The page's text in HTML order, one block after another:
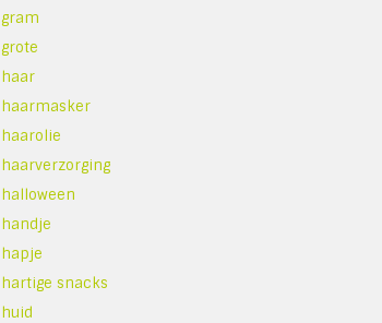
gram
grote
haar
haarmasker
haarolie
haarverzorging
halloween
handje
hapje
hartige snacks
huid